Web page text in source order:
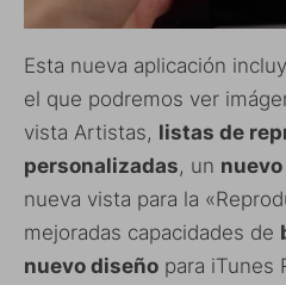
Esta nueva aplicación
el que podremos ver
vista Artistas, listas de
personalizadas, un
nueva vista para la
mejoradas capacidades de
nuevo diseño para iTunes